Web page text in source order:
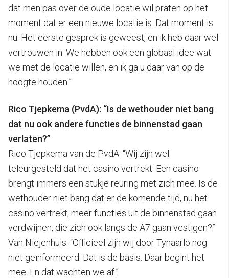
dat men pas over de oude locatie wil praten op het
moment dat er een nieuwe locatie is. Dat moment is
nu. Het eerste gesprek is geweest, en ik heb daar wel
vertrouwen in. We hebben ook een globaal idee wat
we met de locatie willen, en ik ga u daar van op de
hoogte houden.”
Rico Tjepkema (PvdA): “Is de wethouder niet bang
dat nu ook andere functies de binnenstad gaan
verlaten?”
Rico Tjepkema van de PvdA: “Wij zijn wel
teleurgesteld dat het casino vertrekt. Een casino
brengt immers een stukje reuring met zich mee. Is de
wethouder niet bang dat er de komende tijd, nu het
casino vertrekt, meer functies uit de binnenstad gaan
verdwijnen, die zich ook langs de A7 gaan vestigen?”
Van Niejenhuis: “Officieel zijn wij door Tynaarlo nog
niet geïnformeerd. Dat is de basis. Daar begint het
mee. En dat wachten we af.”